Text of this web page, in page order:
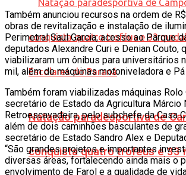
Natação paradesportiva de
conquista quatro troféus e 33
Também anunciou recursos na ordem de
obras de revitalização e instalação de
Perimetral Saul Garcia, acesso ao Parque
deputados Alexandre Curi e Denian Couto,
viabilizaram um ônibus para universitários
mil, além de máquinas motoniveladora e Pá
Também foram viabilizadas máquinas
secretário de Estado da Agricultura Márcio
Retroescavadeira, pelo subchefe da Casa
além de dois caminhões basculantes de
secretário de Estado Sandro Alex e
“São grandes projetos e importantes
diversas áreas, fortalecendo ainda mais o
envolvimento de Farol e a qualidade de